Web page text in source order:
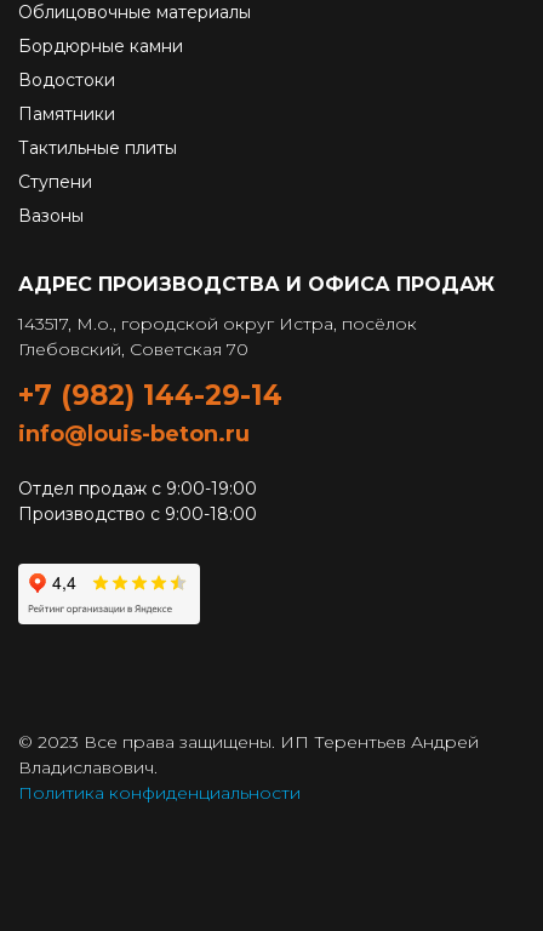
Облицовочные материалы
Бордюрные камни
Водостоки
Памятники
Тактильные плиты
Ступени
Вазоны
АДРЕС ПРОИЗВОДСТВА И ОФИСА ПРОДАЖ
143517, М.о., городской округ Истра, посёлок
Глебовский, Советская 70
+7 (982) 144-29-14
info@louis-beton.ru
Отдел продаж с 9:00-19:00
Производство с 9:00-18:00
© 2023 Все права защищены. ИП Терентьев Андрей
Владиславович.
Политика конфиденциальности